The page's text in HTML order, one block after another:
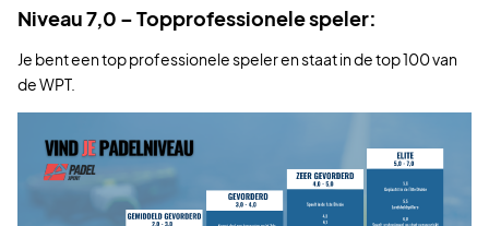
Niveau 7,0 – Topprofessionele speler:
Je bent een top professionele speler en staat in de top 100 van
de WPT.